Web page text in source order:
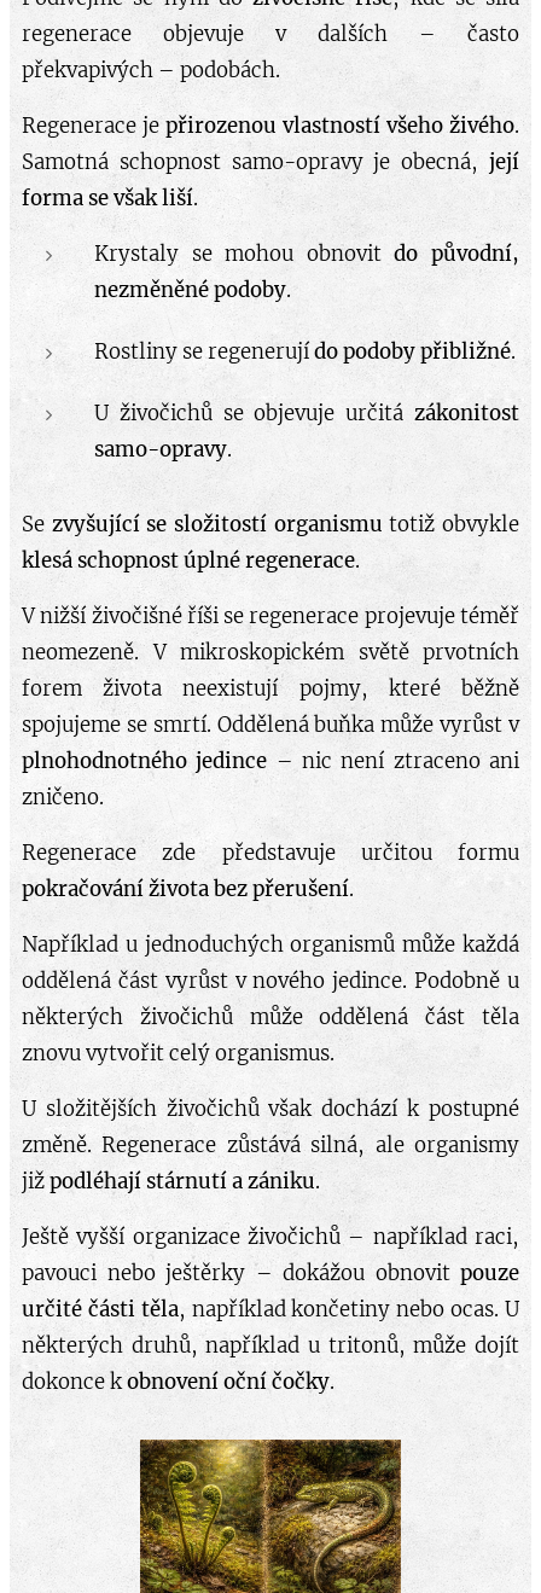
regenerace objevuje v dalších – často
překvapivých – podobách.
Regenerace je přirozenou vlastností všeho živého.
Samotná schopnost samo-opravy je obecná, její
forma se však liší.
Krystaly se mohou obnovitdo původní,
nezměněné podoby.
Rostliny se regenerujído podoby přibližné.
U živočichů se objevuje určitá zákonitost
samo-opravy.
Se zvyšující se složitostí organismu totiž obvykle
klesá schopnost úplné regenerace.
V nižší živočišné říši se regenerace projevuje téměř
neomezeně. V mikroskopickém světě prvotních
forem života neexistují pojmy, které běžně
spojujeme se smrtí. Oddělená buňka může vyrůst v
plnohodnotného jedince – nic není ztraceno ani
zničeno.
Regenerace zde představuje určitou formu
pokračování života bez přerušení.
Například u jednoduchých organismů může každá
oddělená část vyrůst v nového jedince. Podobně u
některých živočichů může oddělená část těla
znovu vytvořit celý organismus.
U složitějších živočichů však dochází k postupné
změně. Regenerace zůstává silná, ale organismy
jižpodléhají stárnutí a zániku.
Ještě vyšší organizace živočichů – například raci,
pavouci nebo ještěrky – dokážou obnovit pouze
určité části těla, například končetiny nebo ocas. U
některých druhů, například u tritonů, může dojít
dokonce kobnovení oční čočky.